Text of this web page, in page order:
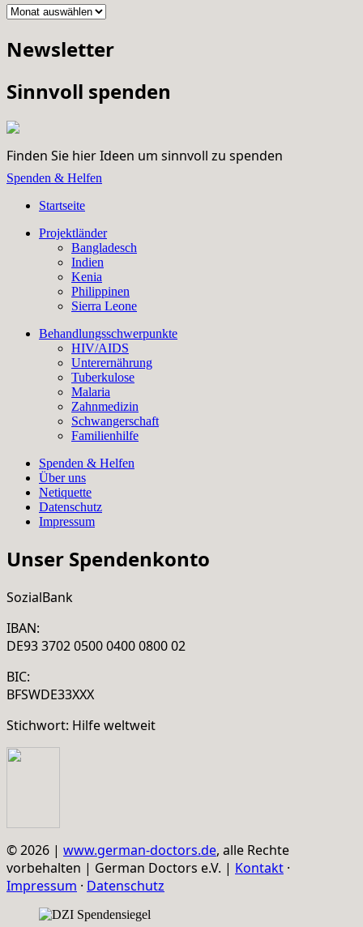
Archiv
Newsletter
Sinnvoll spenden
Finden Sie hier Ideen um sinnvoll zu spenden
Spenden & Helfen
Startseite
Projektländer
Bangladesch
Indien
Kenia
Philippinen
Sierra Leone
Behandlungsschwerpunkte
HIV/AIDS
Unterernährung
Tuberkulose
Malaria
Zahnmedizin
Schwangerschaft
Familienhilfe
Spenden & Helfen
Über uns
Netiquette
Datenschutz
Impressum
Unser Spendenkonto
SozialBank
IBAN:
DE93 3702 0500 0400 0800 02
BIC:
BFSWDE33XXX
Stichwort: Hilfe weltweit
© 2026 | www.german-doctors.de, alle Rechte
vorbehalten | German Doctors e.V. | Kontakt ·
Impressum · Datenschutz